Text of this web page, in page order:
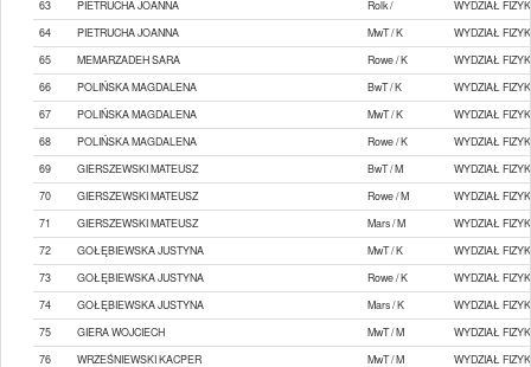
63 PIETRUCHA JOANNA Rolk /
WYDZIAŁ
64
PIETRUCHA JOANNA MwT / K
WYDZIAŁ
65
MEMARZADEH SARA Rowe / K
WYDZIAŁ
66
POLIŃSKA MAGDALENA BwT / K
WYDZIAŁ
67
POLIŃSKA MAGDALENA MwT / K
WYDZIAŁ
68
POLIŃSKA MAGDALENA Rowe / K
WYDZIAŁ
69
GIERSZEWSKI MATEUSZ BwT / M
WYDZIAŁ
70
GIERSZEWSKI MATEUSZ Rowe / M
WYDZIAŁ
71
GIERSZEWSKI MATEUSZ Mars / M
WYDZIAŁ
72
GOŁĘBIEWSKA JUSTYNA MwT / K
WYDZIAŁ
73
GOŁĘBIEWSKA JUSTYNA Rowe / K
WYDZIAŁ
74
GOŁĘBIEWSKA JUSTYNA Mars / K
WYDZIAŁ
75
GIERA WOJCIECH MwT / M
WYDZIAŁ
76
WRZEŚNIEWSKI KACPER MwT / M
WYDZIAŁ